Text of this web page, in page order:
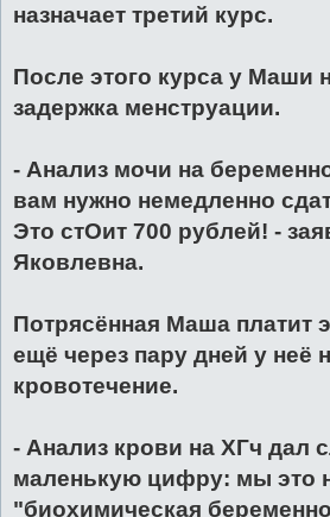
назначает третий курс.
После этого курса у Маши
задержка менструации.
- Анализ мочи на
вам нужно немедленно
Это стОит 700 рублей! -
Яковлевна.
Потрясённая Маша платит
ещё через пару дней у неё
кровотечение.
- Анализ крови на ХГч дал
маленькую цифру: мы это
"биохимическая